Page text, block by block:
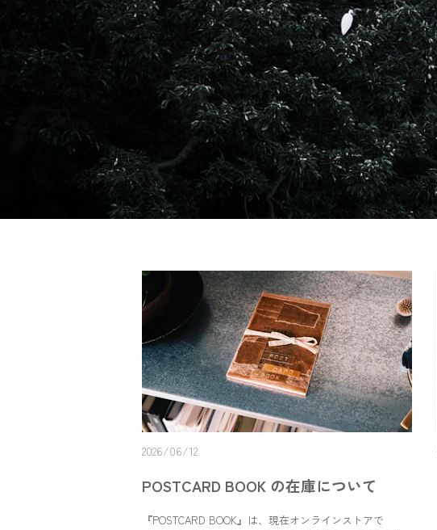
2026/06/12
POSTCARD BOOK の在庫について
『POSTCARD BOOK』は、現在オンラインストアで